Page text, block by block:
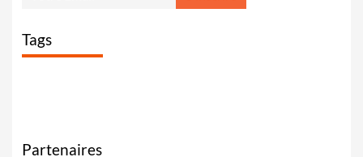
Tags
Partenaires